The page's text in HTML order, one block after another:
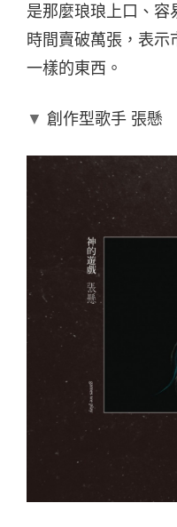
是那麼琅琅上口、容
時間賣破萬張，表示
一樣的東西。
▼ 創作型歌手 張懸